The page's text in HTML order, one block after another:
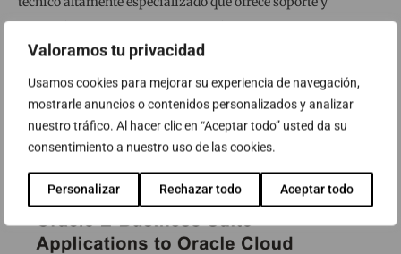
Valoramos tu privacidad
Usamos cookies para mejorar su experiencia de navegación,
mostrarle anuncios o contenidos personalizados y analizar
nuestro tráfico. Al hacer clic en “Aceptar todo” usted da su
consentimiento a nuestro uso de las cookies.
Personalizar Rechazar todo Aceptar todo
aplicaciones empresariales.